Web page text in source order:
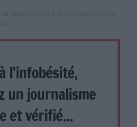
l'infobésité,
un journalisme
et vérifié...